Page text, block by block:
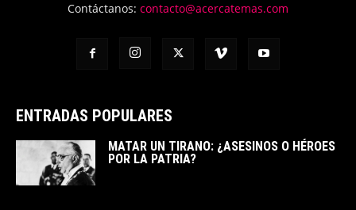
Contáctanos: contacto@acercatemas.com
ENTRADAS POPULARES
MATAR UN TIRANO: ¿ASESINOS O HÉROES
POR LA PATRIA?